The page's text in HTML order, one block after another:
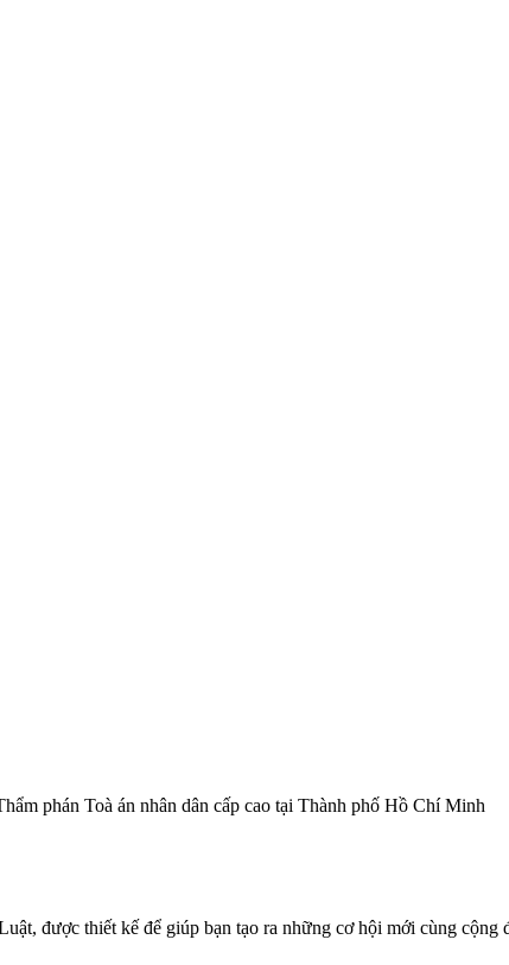
phán Toà án nhân dân cấp cao tại Thành phố Hồ Chí Minh
được thiết kế để giúp bạn tạo ra những cơ hội mới cùng cộng